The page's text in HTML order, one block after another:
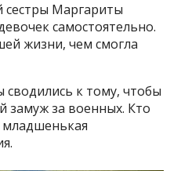
Маргариты
самостоятельно.
жизни, чем смогла
к тому, чтобы
замуж за военных. Кто